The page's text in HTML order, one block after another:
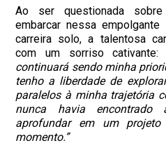
Ao ser questionada
embarcar nessa
carreira solo, a talentosa
com um sorriso cativante:
continuará sendo minha
tenho a liberdade de
paralelos à minha trajetória
nunca havia
aprofundar em um
momento.”